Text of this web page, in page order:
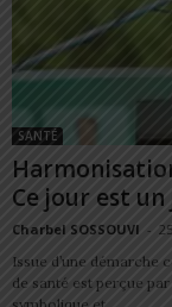
SANTÉ
Ce jour est un
Charbel SOSSOUVI -
Issue d’une démarche
de santé est perçue